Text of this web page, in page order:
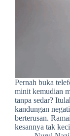
Pernah buka
minit kemudian
tanpa sedar?
kandungan
berterusan.
kesannya tak